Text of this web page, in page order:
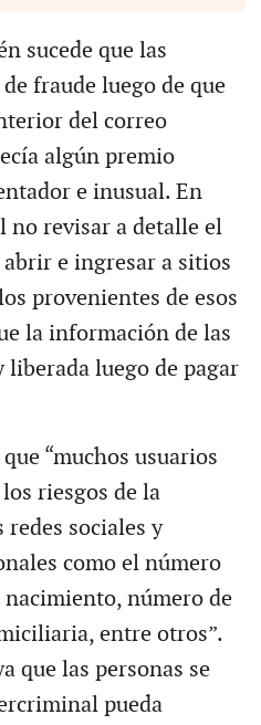
sucede que las
fraude luego de que
del correo
algún premio
e inusual. En
no revisar a detalle el
e ingresar a sitios
provenientes de esos
la información de las
liberada luego de pagar
“muchos usuarios
riesgos de la
redes sociales y
como el número
nacimiento, número de
entre otros”.
que las personas se
pueda